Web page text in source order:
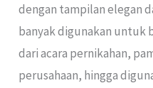
dengan tampilan elegan
banyak digunakan untuk
dari acara pernikahan,
perusahaan, hingga